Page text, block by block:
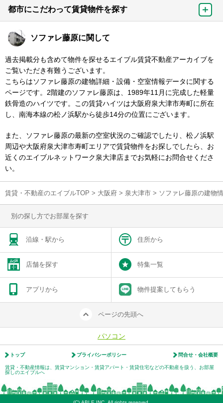
都市にこだわって賃貸物件を探す
ソファレ藤原に関して
過去掲載分も含めて物件を探せるエイブル賃貸不動産アーカイブを
ご覧いただき有難うございます。
こちらはソファレ藤原の建物詳細・設備・空室情報データに関する
ページです。2階建のソファレ藤原は、1989年11月に完成した軽量
鉄骨造のハイツです。この賃貸ハイツは大阪府泉大津市寿町に所在
し、南海本線の松ノ浜駅から徒歩14分の位置にございます。
また、ソファレ藤原の最新の空室状況のご確認でしたり、松ノ浜駅
周辺や大阪府泉大津市寿町エリアで賃貸物件をお探しでしたら、お
近くのエイブルネットワーク泉大津店までお気軽にお問合せくださ
い。
賃貸・不動産のエイブルTOP > 大阪府 > 泉大津市 > ソファレ藤原の建物
別の探し方でお部屋を探す
沿線・駅から 住所から
店舗を探す 特集一覧
アプリから 物件提案してもらう
ページの先頭へ
パソコン
トップ プライバシーポリシー 問合せ・会社概要
賃貸・不動産情報は、賃貸マンション・賃貸アパート・賃貸住宅などの不動産を扱う、お部屋
探しのエイブルへ